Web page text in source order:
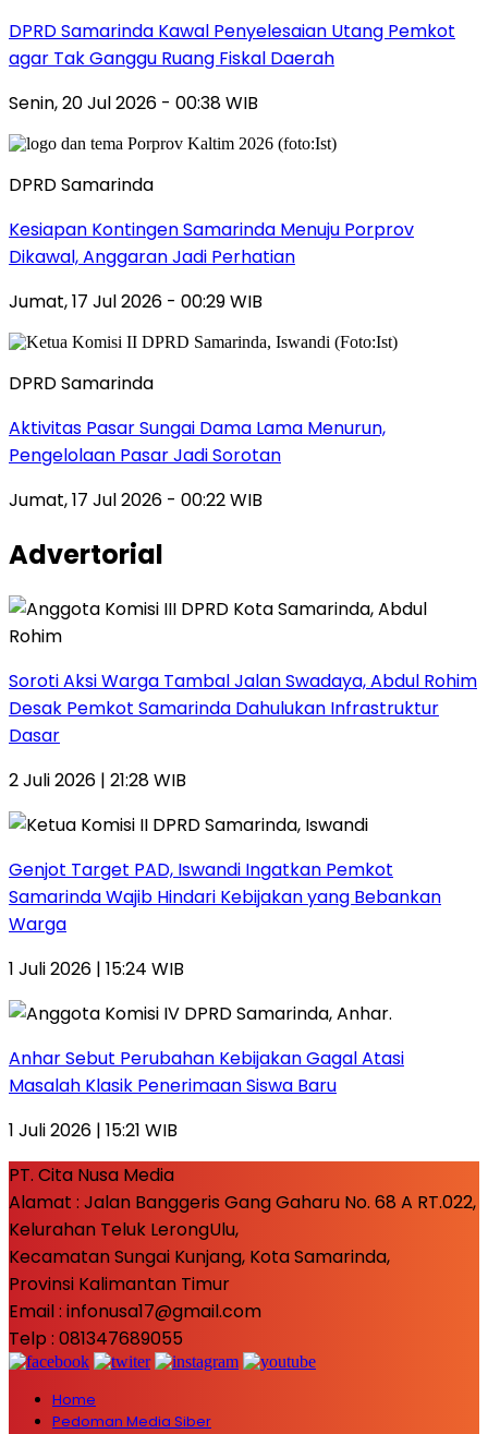
DPRD Samarinda Kawal Penyelesaian Utang Pemkot
agar Tak Ganggu Ruang Fiskal Daerah
Senin, 20 Jul 2026 - 00:38 WIB
DPRD Samarinda
Kesiapan Kontingen Samarinda Menuju Porprov
Dikawal, Anggaran Jadi Perhatian
Jumat, 17 Jul 2026 - 00:29 WIB
DPRD Samarinda
Aktivitas Pasar Sungai Dama Lama Menurun,
Pengelolaan Pasar Jadi Sorotan
Jumat, 17 Jul 2026 - 00:22 WIB
Advertorial
Soroti Aksi Warga Tambal Jalan Swadaya, Abdul Rohim
Desak Pemkot Samarinda Dahulukan Infrastruktur
Dasar
2 Juli 2026 | 21:28 WIB
Genjot Target PAD, Iswandi Ingatkan Pemkot
Samarinda Wajib Hindari Kebijakan yang Bebankan
Warga
1 Juli 2026 | 15:24 WIB
Anhar Sebut Perubahan Kebijakan Gagal Atasi
Masalah Klasik Penerimaan Siswa Baru
1 Juli 2026 | 15:21 WIB
PT. Cita Nusa Media
Alamat : Jalan Banggeris Gang Gaharu No. 68 A RT.022,
Kelurahan Teluk LerongUlu,
Kecamatan Sungai Kunjang, Kota Samarinda,
Provinsi Kalimantan Timur
Email : infonusa17@gmail.com
Telp : 081347689055
Home
Pedoman Media Siber